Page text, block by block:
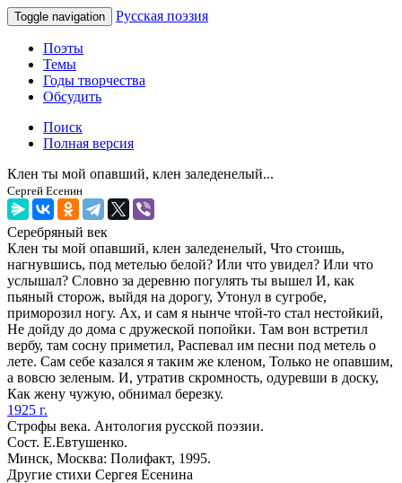
Toggle navigation Русская поэзия
Поэты
Темы
Годы творчества
Обсудить
Поиск
Полная версия
Клен ты мой опавший, клен заледенелый...
Сергей Есенин
Серебряный век
Клен ты мой опавший, клен заледенелый, Что стоишь,
нагнувшись, под метелью белой? Или что увидел? Или что
услышал? Словно за деревню погулять ты вышел И, как
пьяный сторож, выйдя на дорогу, Утонул в сугробе,
приморозил ногу. Ах, и сам я нынче чтой-то стал нестойкий,
Не дойду до дома с дружеской попойки. Там вон встретил
вербу, там сосну приметил, Распевал им песни под метель о
лете. Сам себе казался я таким же кленом, Только не опавшим,
а вовсю зеленым. И, утратив скромность, одуревши в доску,
Как жену чужую, обнимал березку.
1925 г.
Строфы века. Антология русской поэзии.
Сост. Е.Евтушенко.
Минск, Москва: Полифакт, 1995.
Другие стихи Сергея Есенина